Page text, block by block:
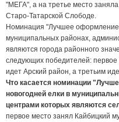
"МЕГА", а на третье место
Старо-Татарской Слободе.
Номинация "Лучшее оформление
муниципальных районах,
являются города районного
следующих победителей:
идет Арский район, а третьим
Что касается номинации
новогодней елки в
центрами которых являются
первое место занял Кайбицкий